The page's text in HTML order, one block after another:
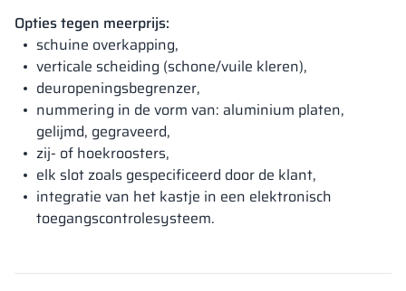
Opties tegen meerprijs:
schuine overkapping,
verticale scheiding (schone/vuile kleren),
deuropeningsbegrenzer,
nummering in de vorm van: aluminium platen,
gelijmd, gegraveerd,
zij- of hoekroosters,
elk slot zoals gespecificeerd door de klant,
integratie van het kastje in een elektronisch
toegangscontrolesysteem.